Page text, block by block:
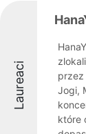
Laureaci
przez
Jogi,
które